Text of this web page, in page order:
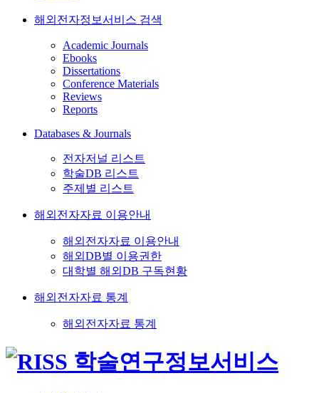
해외전자정보서비스 검색
Academic Journals
Ebooks
Dissertations
Conference Materials
Reviews
Reports
Databases & Journals
전자저널 리스트
학술DB 리스트
주제별 리스트
해외전자자료 이용안내
해외전자자료 이용안내
해외DB별 이용권한
대학별 해외DB 구독현황
해외전자자료 통계
해외전자자료 통계